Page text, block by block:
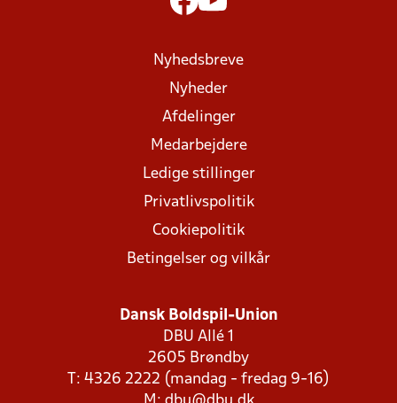
Nyhedsbreve
Nyheder
Afdelinger
Medarbejdere
Ledige stillinger
Privatlivspolitik
Cookiepolitik
Betingelser og vilkår
Dansk Boldspil-Union
DBU Allé 1
2605 Brøndby
T: 4326 2222 (mandag - fredag 9-16)